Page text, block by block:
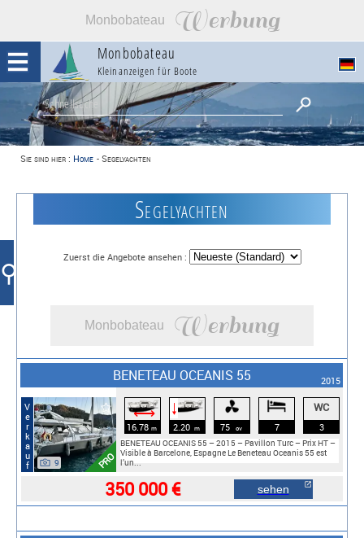
Monbobateau Werbung
Monbobateau
Kleinanzeigen für Boote
Sie sind hier : Home - Segelyachten
⚲
Segelyachten
Zuerst die Angebote ansehen :
Monbobateau Werbung
Verkauf PRO
9
BENETEAU OCEANIS 55 2015
⟷
16.78 m
🠓
2.20 m 75 cv 7
WC
3
BENETEAU OCEANIS 55 – 2015 – Pavillon Turc – Prix HT –
Visible à Barcelone, Espagne Le Beneteau Oceanis 55 est
l’un...
350 000 € sehen